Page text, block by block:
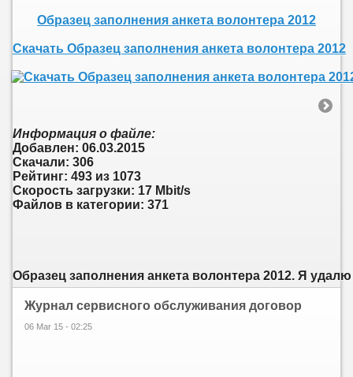
Образец заполнения анкета волонтера 2012
Скачать Образец заполнения анкета волонтера 2012
Информация о файле:
Добавлен: 06.03.2015
Скачали: 306
Рейтинг: 493 из 1073
Скорость загрузки: 17 Mbit/s
Файлов в категории: 371
Образец заполнения анкета волонтера 2012. Я
Журнал сервисного обслуживания договор
06 Mar 15 - 02:25